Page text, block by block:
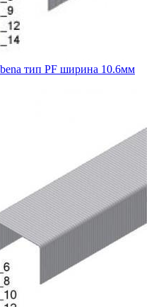
тип PF ширина 10.6мм